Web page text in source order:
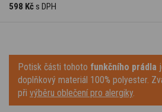
598 Kč s DPH
Potisk části tohoto funkčního prádla
doplňkový materiál 100% polyester.
při výběru oblečení pro alergiky.